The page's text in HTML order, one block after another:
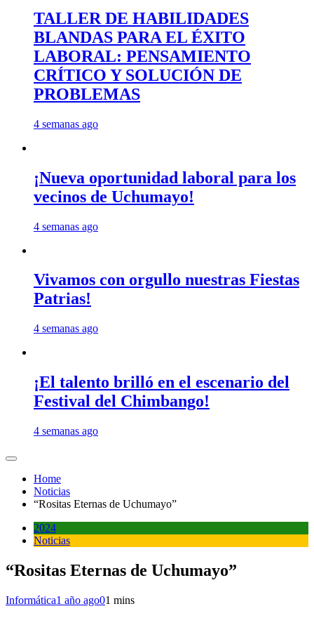
TALLER DE HABILIDADES
BLANDAS PARA EL ÉXITO
LABORAL: PENSAMIENTO
CRÍTICO Y SOLUCIÓN DE
PROBLEMAS
4 semanas ago
¡Nueva oportunidad laboral para los
vecinos de Uchumayo!
4 semanas ago
Vivamos con orgullo nuestras Fiestas
Patrias!
4 semanas ago
¡El talento brilló en el escenario del
Festival del Chimbango!
4 semanas ago
Home
Noticias
“Rositas Eternas de Uchumayo”
2024
Noticias
“Rositas Eternas de Uchumayo”
Informática1 año ago01 mins